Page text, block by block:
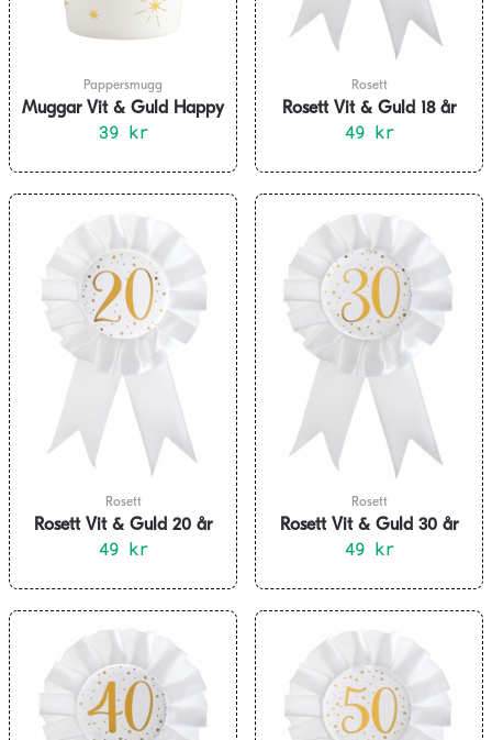
Pappersmugg
Muggar Vit & Guld Happy
Birthday, 10-pack
39 kr
Rosett
Rosett Vit & Guld 18 år
49 kr
Rosett
Rosett Vit & Guld 20 år
49 kr
Rosett
Rosett Vit & Guld 30 år
49 kr